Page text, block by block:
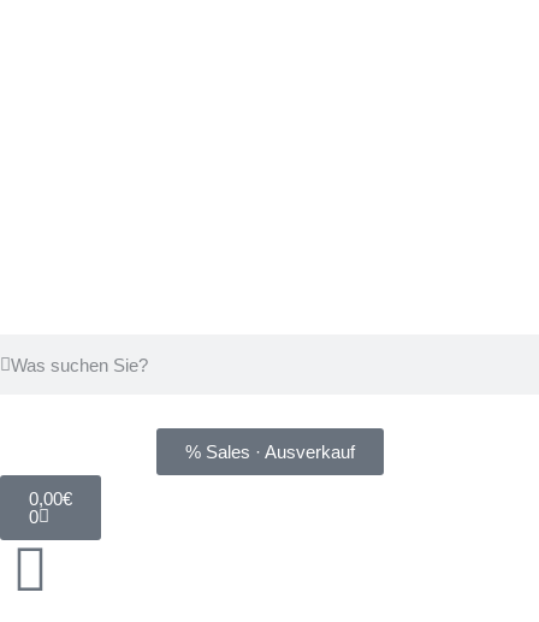
% Sales · Ausverkauf
0,00€
0